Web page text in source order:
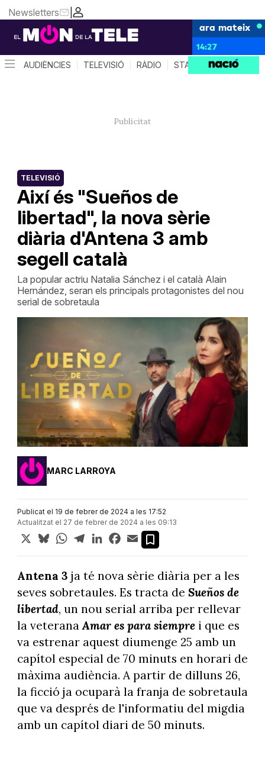
|
Newsletters
ara mateix
14:27
AUDIÈNCIES TELEVISIÓ RÀDIO STAR SYSTEM
Així és "Sueños de
libertad", la nova sèrie
diària d'Antena 3 amb
segell català
TELEVISIÓ
La popular actriu Natalia Sánchez i el català Alain
Hernández, seran els principals protagonistes del nou
serial de sobretaula
MARC LARROYA
Publicat el 19 de febrer de 2024 a les 17:52
Actualitzat el 27 de febrer de 2024 a les 09:13
X BlueskyWhatsApp
TelegramLinkedInFacebook
Email
Antena 3 ja té nova sèrie diària per a les
seves sobretaules. Es tracta de Sueños de
libertad, un nou serial arriba per rellevar
la veteranaAmar es para siemprei que es
va estrenar aquest diumenge 25 amb un
capítol especial de 70 minuts en horari de
màxima audiència. A partir de dilluns 26,
la ficció ja ocuparà la franja de sobretaula
que va després de l'informatiu del migdia
amb un capítol diari de 50 minuts.